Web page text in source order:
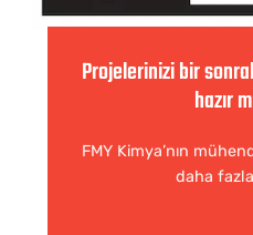
Projelerinizi bir
hazır
FMY Kimya’nın
daha